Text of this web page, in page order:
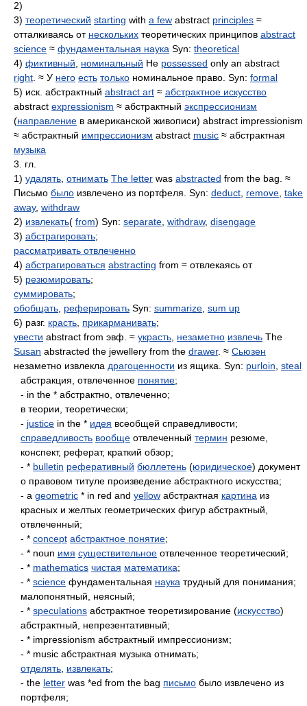
2)
3) теоретический starting with a few abstract principles ≈
отталкиваясь от нескольких теоретических принципов abstract
science ≈ фундаментальная наука Syn: theoretical
4) фиктивный номинальный He possessed only an abstract
right . ≈ У него есть только номинальное право. Syn: formal
5) иск. абстрактный abstract art ≈ абстрактное искусство
abstract expressionism ≈ абстрактный экспрессионизм
(направление в американской живописи) abstract impressionism
≈ абстрактный импрессионизм abstract music ≈ абстрактная
музыка
3. гл.
1) удалять отнимать The letter was abstracted from the bag. ≈
Письмо было извлечено из портфеля. Syn: deduct remove take
away, withdraw
2) извлекать( from) Syn: separate withdraw, disengage
3) абстрагировать;
рассматривать отвлеченно
4) абстрагироваться abstracting from ≈ отвлекаясь от
5) резюмировать;
суммировать;
обобщать реферировать Syn: summarize sum up
6) разг. красть прикарманивать;
увести abstract from эвф. ≈ украсть незаметно извлечь The
Susan abstracted the jewellery from the drawer. ≈ Сьюзен
незаметно извлекла драгоценности из ящика. Syn: purloin steal
абстракция, отвлеченное понятие;
- in the * абстрактно, отвлеченно;
в теории, теоретически;
- justice in the * идея всеобщей справедливости;
справедливость вообще отвлеченный термин резюме,
конспект, реферат, краткий обзор;
- * bulletin реферативный бюллетень (юридическое) документ
о правовом титуле произведение абстрактного искусства;
- a geometric * in red and yellow абстрактная картина из
красных и желтых геометрических фигур абстрактный,
отвлеченный;
- * concept абстрактное понятие;
- * noun имя существительное отвлеченное теоретический;
- * mathematics чистая математика;
- * science фундаментальная наука трудный для понимания;
малопонятный, неясный;
- * speculations абстрактное теоретизирование (искусство)
абстрактный, непрезентативный;
- * impressionism абстрактный импрессионизм;
- * music абстрактная музыка отнимать;
отделять извлекать;
- the letter was *ed from the bag письмо было извлечено из
портфеля;